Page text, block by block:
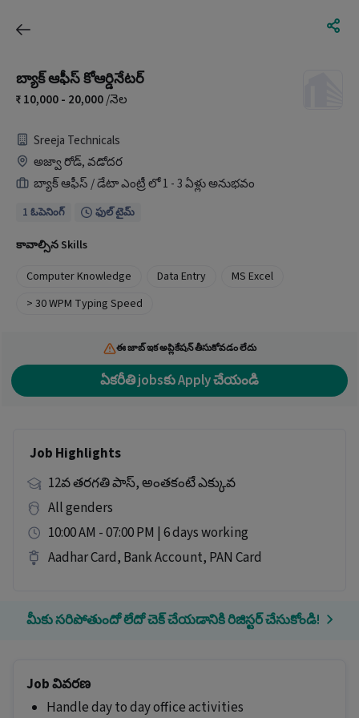
బ్యాక్ ఆఫీస్ కోఆర్డినేటర్
10,000 - 20,000/నెల
Sreeja Technicals
అజ్వా రోడ్, వడోదర
బ్యాక్ ఆఫీస్ / డేటా ఎంట్రీ లో 1 - 3 ఏళ్లు అనుభవం
1 ఓపెనింగ్ ఫుల్ టైమ్
కావాల్సిన Skills
Computer Knowledge
Data Entry
MS Excel
> 30 WPM Typing Speed
ఈ జాబ్ ఇక అప్లికేషన్ తీసుకోవడం లేదు
ఏకరీతి jobsకు Apply చేయండి
Job Highlights
12వ తరగతి పాస్, అంతకంటే ఎక్కువ
All genders
10:00 AM - 07:00 PM | 6 days working
Aadhar Card, Bank Account, PAN Card
మీకు సరిపోతుందో లేదో చెక్ చేయడానికి రిజిస్టర్ చేసుకోండి!
Job వివరణ
Handle day to day office activities